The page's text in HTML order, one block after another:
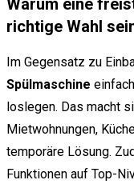
Warum eine
richtige Wahl
Im Gegensatz zu
Spülmaschine
loslegen. Das macht
Mietwohnungen,
temporäre Lösung.
Funktionen auf Top-